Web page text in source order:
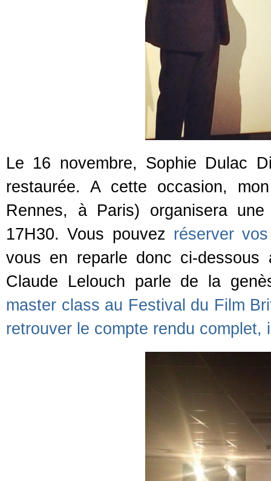
Le 16 novembre, Sophie Dulac
restaurée. A cette occasion,
Rennes, à Paris) organisera
17H30. Vous pouvez réserver
vous en reparle donc ci-
Claude Lelouch parle de la
master class au Festival du Film
retrouver le compte rendu complet,